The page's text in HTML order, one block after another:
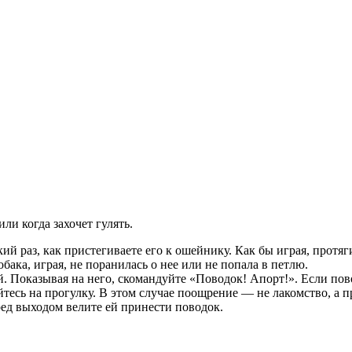
когда захочет гулять.
раз, как пристегиваете его к ошейнику. Как бы играя,
играя, не поранилась о нее или не попала в петлю.
на него, скомандуйте «Поводок! Апорт!». Если
на прогулку. В этом случае поощрение — не лакомство, а
выходом велите ей принести поводок.